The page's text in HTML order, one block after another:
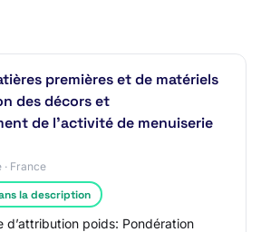
premières et de matériels
des décors et
de l’activité de menuiserie
· France
la description
d’attribution poids: Pondération